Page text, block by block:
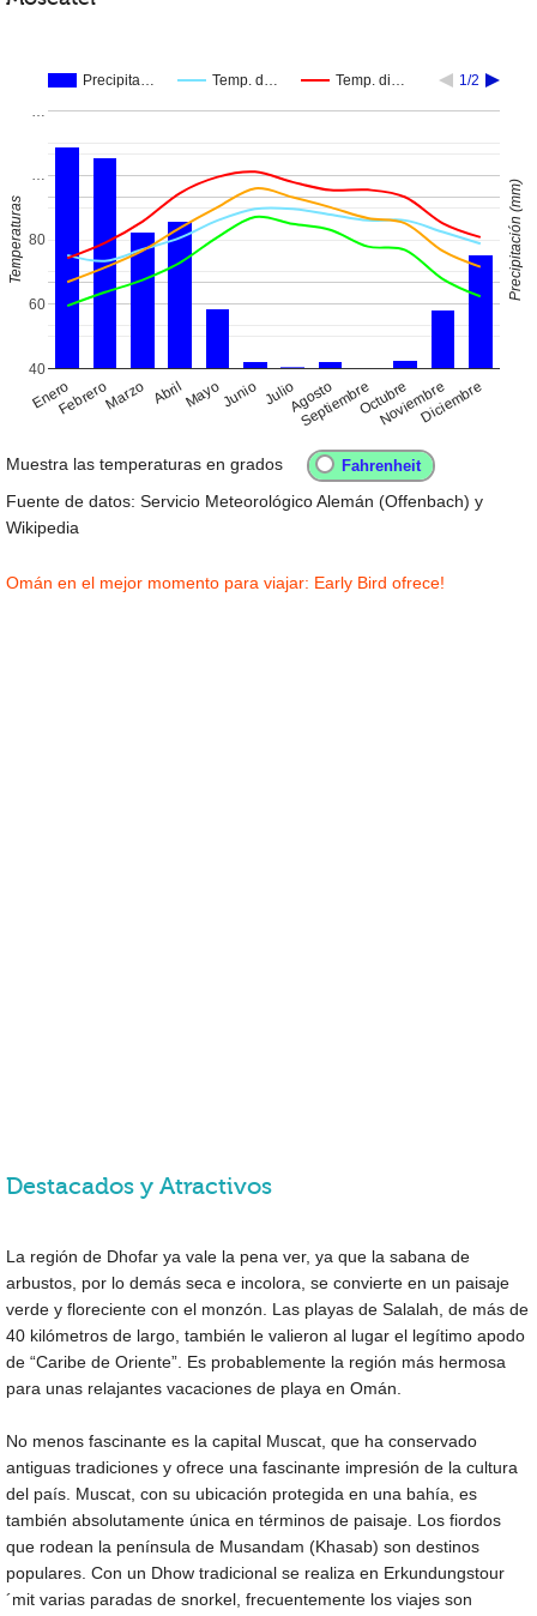
Precipita… Temp. d… Temp. di… 1/2
EneroFebreroMarzo AbrilMayoJunio JulioAgosto
SeptiembreOctubre
NoviembreDiciembre
40
60
80
…
Temperaturas Precipitación (mm)
Muestra las temperaturas en grados
Fuente de datos: Servicio Meteorológico Alemán (Offenbach) y
Wikipedia
Omán en el mejor momento para viajar: Early Bird ofrece!
Destacados y Atractivos
La región de Dhofar ya vale la pena ver, ya que la sabana de
arbustos, por lo demás seca e incolora, se convierte en un paisaje
verde y floreciente con el monzón. Las playas de Salalah, de más de
40 kilómetros de largo, también le valieron al lugar el legítimo apodo
de “Caribe de Oriente”. Es probablemente la región más hermosa
para unas relajantes vacaciones de playa en Omán.
No menos fascinante es la capital Muscat, que ha conservado
antiguas tradiciones y ofrece una fascinante impresión de la cultura
del país. Muscat, con su ubicación protegida en una bahía, es
también absolutamente única en términos de paisaje. Los fiordos
que rodean la península de Musandam (Khasab) son destinos
populares. Con un Dhow tradicional se realiza en Erkundungstour
´mit varias paradas de snorkel, frecuentemente los viajes son